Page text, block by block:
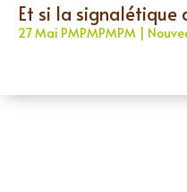
Et si la signalétique
27 Mai PMPMPMPM